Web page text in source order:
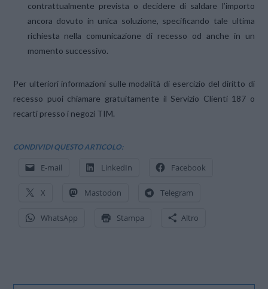
contrattualmente prevista o decidere di saldare l’importo
ancora dovuto in unica soluzione, specificando tale ultima
richiesta nella comunicazione di recesso od anche in un
momento successivo.
Per ulteriori informazioni sulle modalità di esercizio del diritto di
recesso puoi chiamare gratuitamente il Servizio Clienti 187 o
recarti presso i negozi TIM.
CONDIVIDI QUESTO ARTICOLO:
E-mail LinkedIn Facebook
X Mastodon Telegram
WhatsApp Stampa Altro